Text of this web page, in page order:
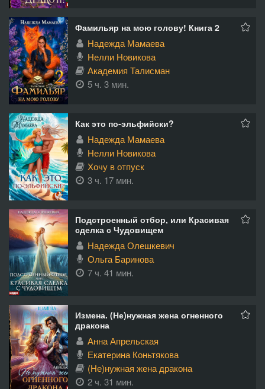
Фамильяр на мою голову! Книга 2
Надежда Мамаева
Нелли Новикова
Академия Талисман
5 ч. 3 мин.
Как это по-эльфийски?
Надежда Мамаева
Нелли Новикова
Хочу в отпуск
3 ч. 17 мин.
Подстроенный отбор, или Красивая
сделка с Чудовищем
Надежда Олешкевич
Ольга Баринова
7 ч. 41 мин.
Измена. (Не)нужная жена огненного
дракона
Анна Апрельская
Екатерина Коньтякова
(Не)нужная жена дракона
2 ч. 31 мин.